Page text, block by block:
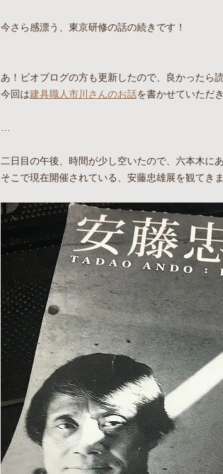
今さら感漂う、東京研修の話の続きです！
あ！ビオブログの方も更新したので、良かったら
今回は建具職人市川さんのお話を書かせていただ
二日目の午後、時間が少し空いたので、六本木に
そこで現在開催されている、安藤忠雄展を観てきま